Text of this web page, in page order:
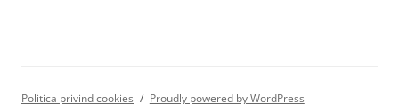
Politica privind cookies Proudly powered by WordPress